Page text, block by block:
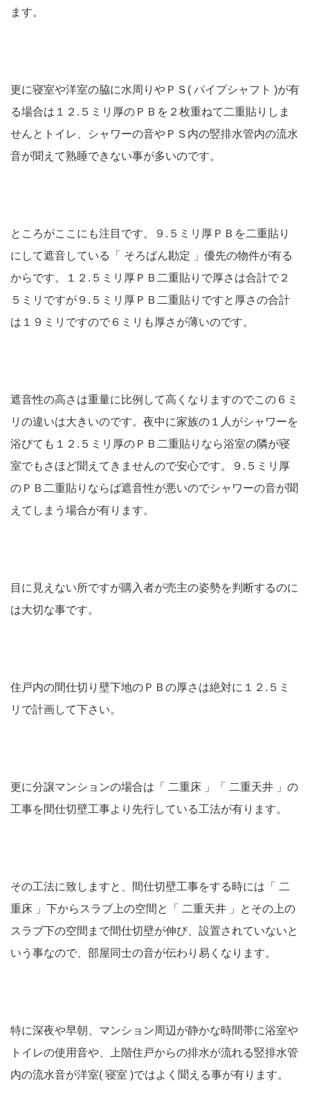
ます。
更に寝室や洋室の脇に水周りやＰＳ( パイプシャフト )が有
る場合は１２.５ミリ厚のＰＢを２枚重ねて二重貼りしま
せんとトイレ、シャワーの音やＰＳ内の竪排水管内の流水
音が聞えて熟睡できない事が多いのです。
ところがここにも注目です。９.５ミリ厚ＰＢを二重貼り
にして遮音している「 そろばん勘定 」優先の物件が有る
からです。１２.５ミリ厚ＰＢ二重貼りで厚さは合計で２
５ミリですが９.５ミリ厚ＰＢ二重貼りですと厚さの合計
は１９ミリですので６ミリも厚さが薄いのです。
遮音性の高さは重量に比例して高くなりますのでこの６ミ
リの違いは大きいのです。夜中に家族の１人がシャワーを
浴びても１２.５ミリ厚のＰＢ二重貼りなら浴室の隣が寝
室でもさほど聞えてきませんので安心です。９.５ミリ厚
のＰＢ二重貼りならば遮音性が悪いのでシャワーの音が聞
えてしまう場合が有ります。
目に見えない所ですが購入者が売主の姿勢を判断するのに
は大切な事です。
住戸内の間仕切り壁下地のＰＢの厚さは絶対に１２.５ミ
リで計画して下さい。
更に分譲マンションの場合は「 二重床 」「 二重天井 」の
工事を間仕切壁工事より先行している工法が有ります。
その工法に致しますと、間仕切壁工事をする時には「 二
重床 」下からスラブ上の空間と「 二重天井 」とその上の
スラブ下の空間まで間仕切壁が伸び、設置されていないと
いう事なので、部屋同士の音が伝わり易くなります。
特に深夜や早朝、マンション周辺が静かな時間帯に浴室や
トイレの使用音や、上階住戸からの排水が流れる竪排水管
内の流水音が洋室( 寝室 )ではよく聞える事が有ります。